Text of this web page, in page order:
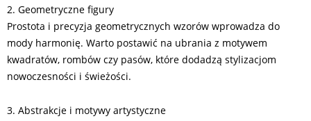
2. Geometryczne figury
Prostota i precyzja geometrycznych wzorów wprowadza do
mody harmonię. Warto postawić na ubrania z motywem
kwadratów, rombów czy pasów, które dodadzą stylizacjom
nowoczesności i świeżości.
3. Abstrakcje i motywy artystyczne